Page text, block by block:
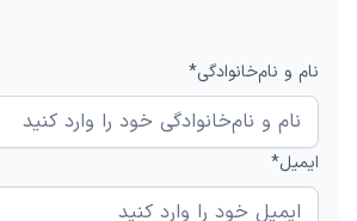
نام و نام‌خانوادگی*
ایمیل*